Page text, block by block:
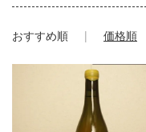
おすすめ順 価格順